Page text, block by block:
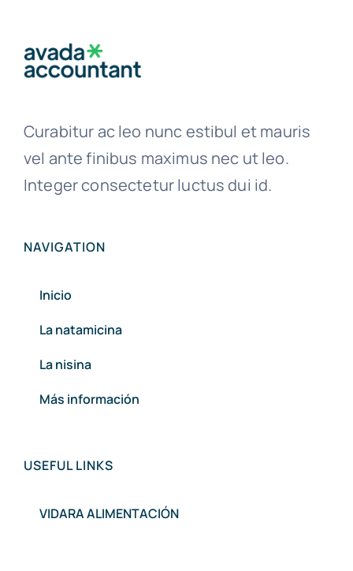
Curabitur ac leo nunc estibul et mauris
vel ante finibus maximus nec ut leo.
Integer consectetur luctus dui id.
NAVIGATION
Inicio
La natamicina
La nisina
Más información
USEFUL LINKS
VIDARA ALIMENTACIÓN